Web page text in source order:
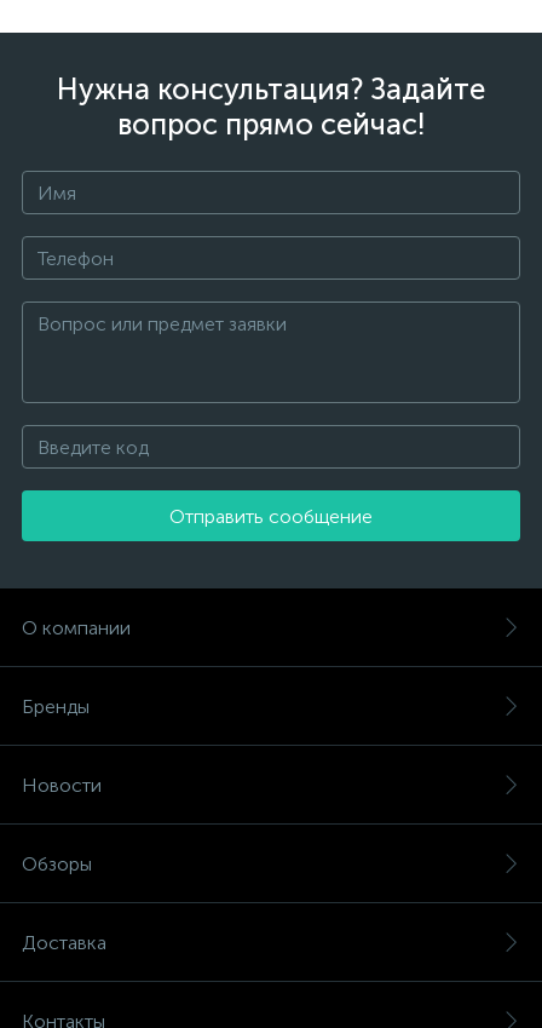
Нужна консультация? Задайте
вопрос прямо сейчас!
Отправить сообщение
О компании
Бренды
Новости
Обзоры
Доставка
Контакты